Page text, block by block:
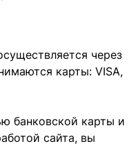
через
карты: VISA,
банковской карты и
сайта, вы